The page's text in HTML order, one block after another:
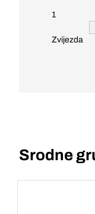
1
Zvijezda
Srodne